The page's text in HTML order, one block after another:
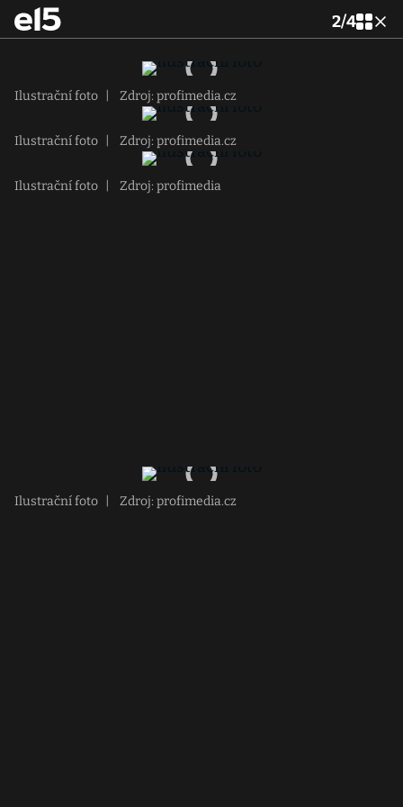
2/4
Ilustrační foto Zdroj: profimedia.cz
Ilustrační foto Zdroj: profimedia.cz
Ilustrační foto Zdroj: profimedia
Ilustrační foto Zdroj: profimedia.cz